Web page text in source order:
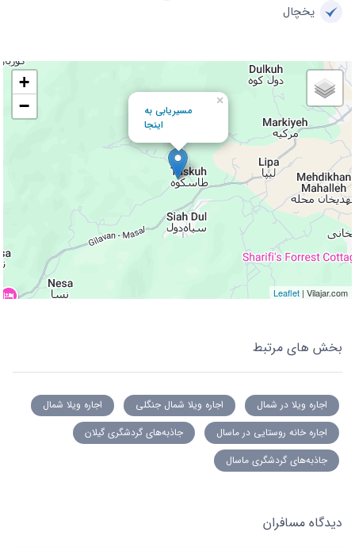
یخچال
مسیریابی به
اینجا
×
+
−
Leaflet | Vilajar.com
بخش های مرتبط
اجاره ویلا در شمال اجاره ویلا شمال جنگلی
اجاره ویلا شمال
اجاره خانه روستایی در ماسال
جاذبه‌های گردشگری گیلان
جاذبه‌های گردشگری ماسال
دیدگاه مسافران